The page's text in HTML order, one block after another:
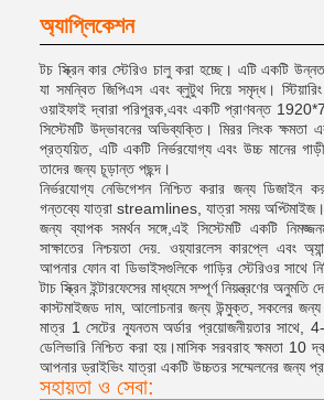
অ্যাপ্লিকেশন
টচ স্ক্রিন কার স্টেরিও চালু করা হচ্ছে। এটি একটি
যা সমন্বিত জিপিএস এবং ব্লুটুথ দিয়ে সমৃদ্ধ।
ওয়াইফাই দ্বারা পরিপূরক,এবং একটি প্রাণবন্ত
সিস্টেমটি উদ্ভাবনের অভিব্যক্তি। মিরর লিংক
প্রত্যয়িত, এটি একটি নির্ভরযোগ্য এবং উচ্চ মানের
তাদের জন্য চূড়ান্ত পছন্দ।
নির্ভরযোগ্য নেভিগেশন নিশ্চিত করার জন্য ডিজাইন
গন্তব্যে যাত্রা streamlines, যাত্রা সময়
জন্য ব্যাপক সমর্থন সঙ্গে,এই সিস্টেমটি একটি
সাক্ষাতের নিশ্চয়তা দেয়. ওয়্যারলেস কারপ্লে এবং
আপনার ফোন বা ডিভাইসগুলিকে গাড়ির স্টেরিওর সাথে
টাচ স্ক্রিন ইন্টারফেসের মাধ্যমে সম্পূর্ণ নিয়ন্ত্রণের অনুমতি
কাস্টমাইজড দাম, আলোচনার জন্য উন্মুক্ত, সকলের জন্য
মাত্র 1 সেটের ন্যূনতম অর্ডার প্রয়োজনীয়তার সাথে,
ডেলিভারি নিশ্চিত করা হয়।মাসিক সরবরাহ ক্ষমতা 10
আপনার ড্রাইভিং যাত্রা একটি উচ্চতর সম্মেলনের জন্য
সহায়তা ও সেবা: